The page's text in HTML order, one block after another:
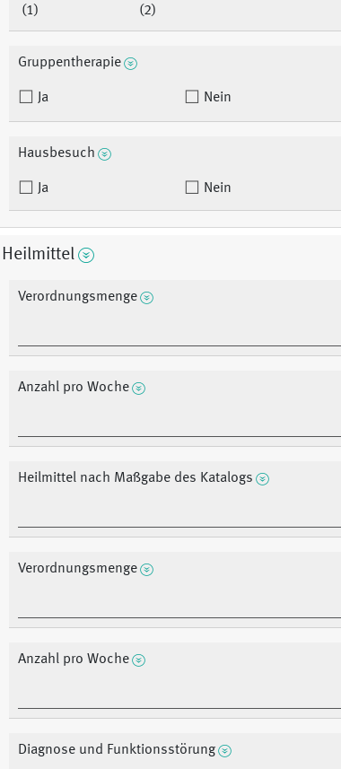
(1)
(2)
Gruppentherapie
Ja Nein
Hausbesuch
Ja Nein
Heilmittel
Verordnungsmenge
Anzahl pro Woche
Heilmittel nach Maßgabe des Katalogs
Verordnungsmenge
Anzahl pro Woche
Diagnose und Funktionsstörung